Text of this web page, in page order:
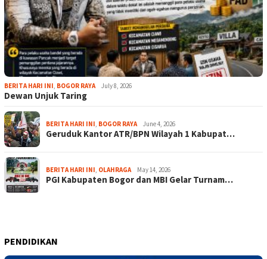
BERITA HARI INI, BOGOR RAYA July 8, 2026
Dewan Unjuk Taring
BERITA HARI INI, BOGOR RAYA June 4, 2026
Geruduk Kantor ATR/BPN Wilayah 1 Kabupat…
BERITA HARI INI, OLAHRAGA May 14, 2026
PGI Kabupaten Bogor dan MBI Gelar Turnam…
PENDIDIKAN